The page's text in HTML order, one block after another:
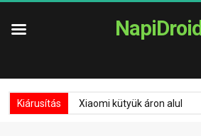
NapiDroid
Kiárusítás Xiaomi kütyük áron alul